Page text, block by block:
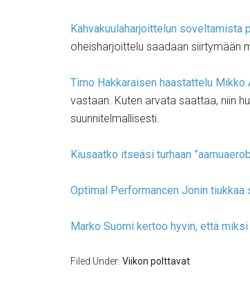
Kahvakuulaharjoittelun soveltamista
oheisharjoittelu saadaan siirtymään
Timo Hakkaraisen haastattelu Mikko
vastaan. Kuten arvata saattaa, niin
suunnitelmallisesti.
Kiusaatko itseäsi turhaan
Optimal Performancen Jonin tiukkaa
Marko Suomi kertoo hyvin, että
Filed Under: Viikon polttavat